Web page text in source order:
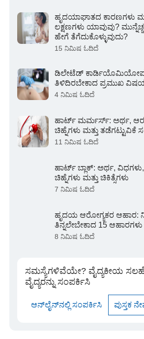
ಹೃದಯಾಘಾತದ ಕಾರಣಗಳು
ಲಕ್ಷಣಗಳು ಯಾವುವು?
ಹೇಗೆ ತೆಗೆದುಕೊಳ್ಳುವುದು?
15 ನಿಮಿಷ ಓದಿದೆ
ಡಿಲೇಟೆಡ್
ತಿಳಿದಿರಬೇಕಾದ ಪ್ರಮುಖ
4 ನಿಮಿಷ ಓದಿದೆ
ಹಾರ್ಟ್ ಮರ್ಮರ್ಸ್: ಅರ್ಥ,
ಚಿಹ್ನೆಗಳು ಮತ್ತು ತಡೆಗಟ್ಟುವಿಕೆ
11 ನಿಮಿಷ ಓದಿದೆ
ಹಾರ್ಟ್ ಬ್ಲಾಕ್: ಅರ್ಥ,
ಚಿಹ್ನೆಗಳು ಮತ್ತು ಚಿಕಿತ್ಸೆಗಳು
7 ನಿಮಿಷ ಓದಿದೆ
ಹೃದಯ ಆರೋಗ್ಯಕರ ಆಹಾರ:
ತಿನ್ನಲೇಬೇಕಾದ 15 ಆಹಾರಗಳು
8 ನಿಮಿಷ ಓದಿದೆ
ಸಮಸ್ಯೆಗಳಿವೆಯೇ? ವೈದ್ಯಕೀಯ
ವೈದ್ಯರನ್ನು ಸಂಪರ್ಕಿಸಿ
ಆನ್‌ಲೈನ್‌ನಲ್ಲಿ ಸಂಪರ್ಕಿಸಿ ಪುಸ್ತಕ